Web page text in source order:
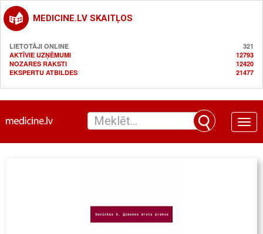
MEDICINE.LV SKAITĻOS
LIETOTĀJI ONLINE
321
AKTĪVIE UZŅĒMUMI
12793
NOZARES RAKSTI
12420
EKSPERTU ATBILDES
21477
Toggle